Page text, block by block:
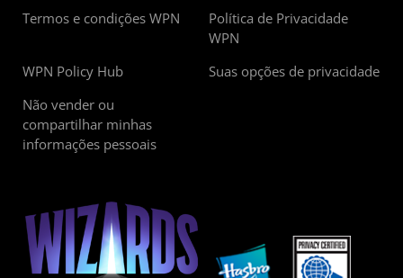
Termos e condições WPN
Política de Privacidade
WPN
WPN Policy Hub
Suas opções de privacidade
Não vender ou
compartilhar minhas
informações pessoais